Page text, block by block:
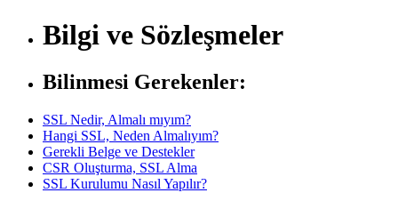
Bilgi ve Sözleşmeler
Bilinmesi Gerekenler:
SSL Nedir, Almalı mıyım?
Hangi SSL, Neden Almalıyım?
Gerekli Belge ve Destekler
CSR Oluşturma, SSL Alma
SSL Kurulumu Nasıl Yapılır?